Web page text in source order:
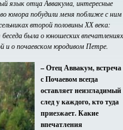
язык отца Аввакума, интересные
юмора побудили меня поближе с ним
второй половины ХХ века:
была о юношеских впечатлениях
и о почаевском юродивом Петре.
– Отец Аввакум, встреча
с Почаевом всегда
оставляет неизгладимый
след у каждого, кто туда
приезжает. Какие
впечатления